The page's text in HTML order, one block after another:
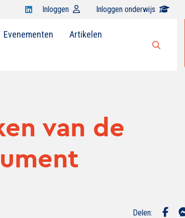
Open
op
Inloggen Inloggen onderwijs
Open
Evenementen
Artikelen
van de
Delen: